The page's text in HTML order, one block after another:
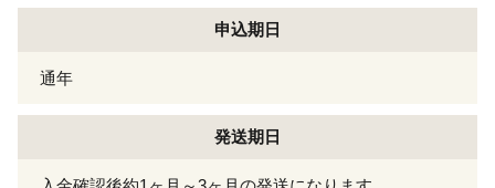
申込期日
通年
発送期日